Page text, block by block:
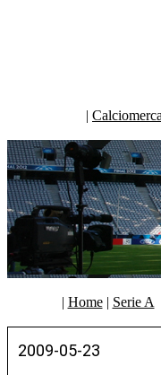
|
| Home| Serie A
2009-05-23